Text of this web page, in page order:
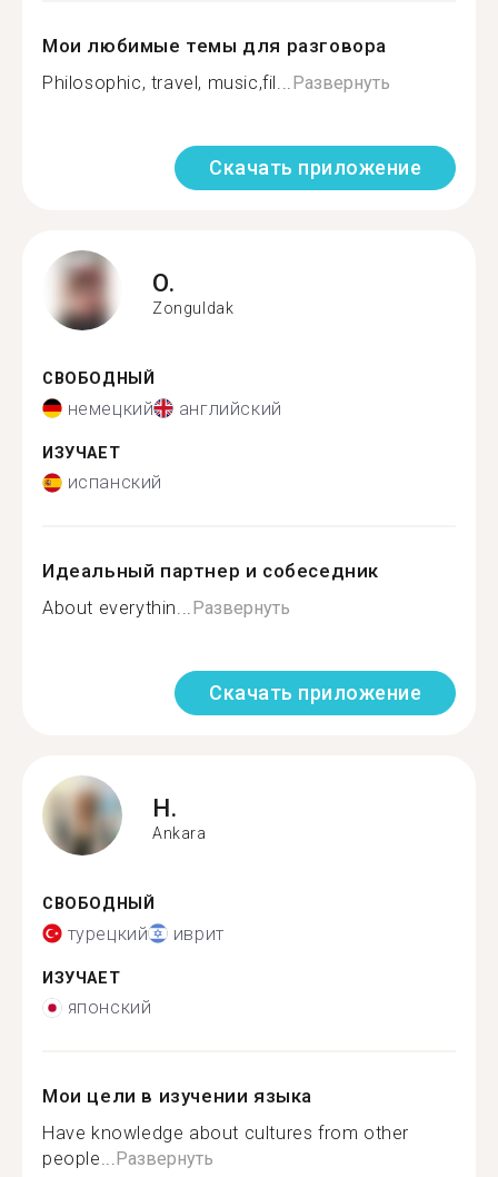
Мои любимые темы для разговора
Philosophic, travel, music,fil...Развернуть
Скачать приложение
O.
Zonguldak
СВОБОДНЫЙ
немецкий английский
ИЗУЧАЕТ
испанский
Идеальный партнер и собеседник
About everythin...Развернуть
Скачать приложение
H.
Ankara
СВОБОДНЫЙ
турецкий иврит
ИЗУЧАЕТ
японский
Мои цели в изучении языка
Have knowledge about cultures from other
people...Развернуть